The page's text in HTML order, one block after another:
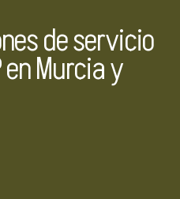
de servicio
Murcia y